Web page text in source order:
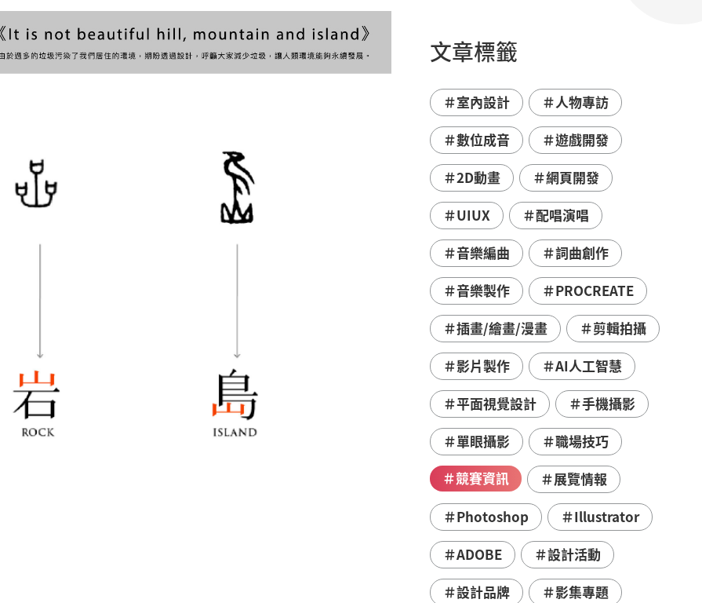
文章標籤
＃室內設計
＃人物專訪
＃數位成音
＃遊戲開發
＃2D動畫
＃網頁開發
＃UIUX
＃配唱演唱
＃音樂編曲
＃詞曲創作
＃音樂製作
＃PROCREATE
＃插畫/繪畫/漫畫
＃剪輯拍攝
＃影片製作
＃AI人工智慧
＃平面視覺設計
＃手機攝影
＃單眼攝影
＃職場技巧
＃競賽資訊
＃展覽情報
＃Photoshop
＃Illustrator
＃ADOBE
＃設計活動
＃設計品牌
＃影集專題